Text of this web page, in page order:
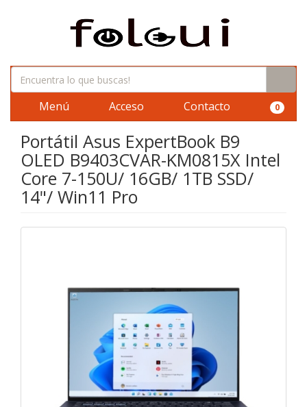
Menú Acceso Contacto 0
Portátil Asus ExpertBook B9
OLED B9403CVAR-KM0815X Intel
Core 7-150U/ 16GB/ 1TB SSD/
14"/ Win11 Pro